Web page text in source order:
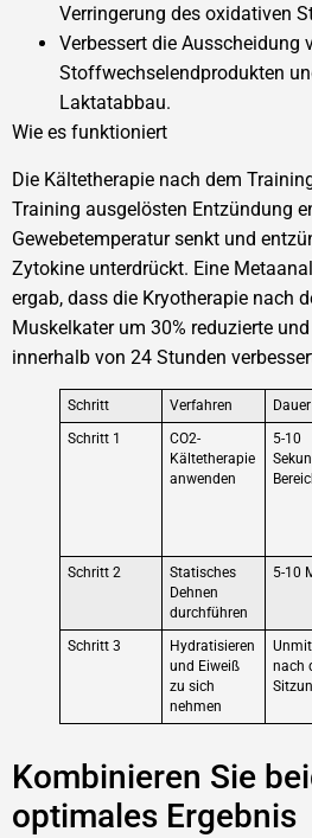
Verringerung des oxidativen
Verbessert die Ausscheidung
Stoffwechselendprodukten
Laktatabbau.
Wie es funktioniert
Die Kältetherapie nach dem
Training ausgelösten Entzündung
Gewebetemperatur senkt und
Zytokine unterdrückt. Eine
ergab, dass die Kryotherapie nach
Muskelkater um 30% reduzierte
innerhalb von 24 Stunden
Schritt Verfahren Dauer
Schritt 1
CO2-
Kältetherapie
anwenden
5-10
Schritt 2
Statisches
Dehnen
durchführen
5-10
Schritt 3
Hydratisieren
und Eiweiß
zu sich
nehmen
nach
Kombinieren Sie
optimales Ergebnis